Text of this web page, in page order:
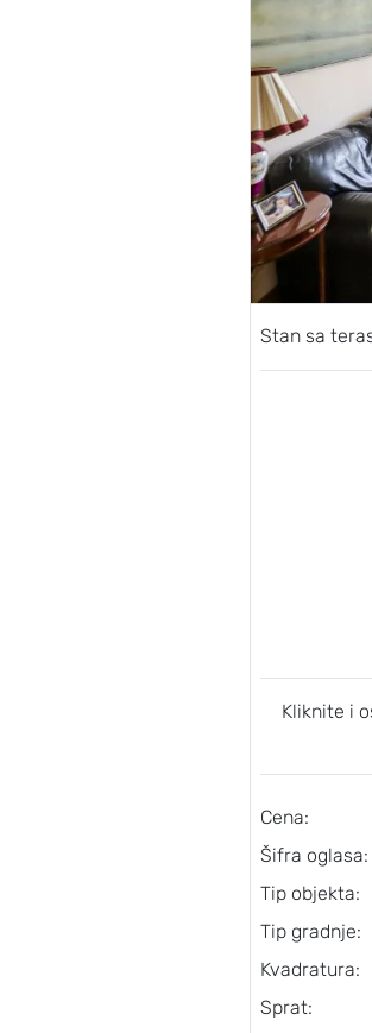
Stan sa
Kliknite i
Cena:
Šifra oglasa:
Tip objekta:
Tip gradnje:
Kvadratura:
Sprat: